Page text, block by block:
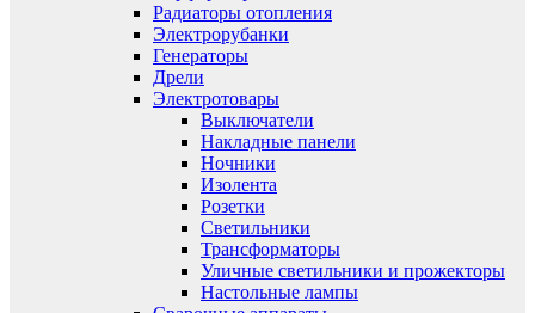
Радиаторы отопления
Электрорубанки
Генераторы
Дрели
Электротовары
Выключатели
Накладные панели
Ночники
Изолента
Розетки
Светильники
Трансформаторы
Уличные светильники и прожекторы
Настольные лампы